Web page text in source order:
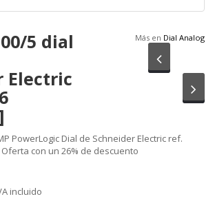
Más en Dial Analog
Anterior
5 dial
Electric
PowerLogic Dial de Schneider Electric ref.
Oferta con un 26% de descuento
incluido